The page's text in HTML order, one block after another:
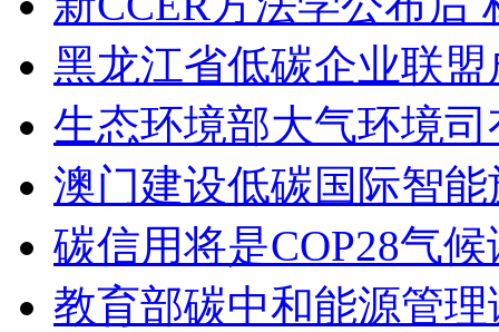
黑龙江省低碳企业联
生态环境部大气环境
澳门建设低碳国际智
碳信用将是COP28气
教育部碳中和能源管